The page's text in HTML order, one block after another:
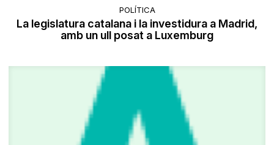
POLÍTICA
La legislatura catalana i la investidura a Madrid,
amb un ull posat a Luxemburg